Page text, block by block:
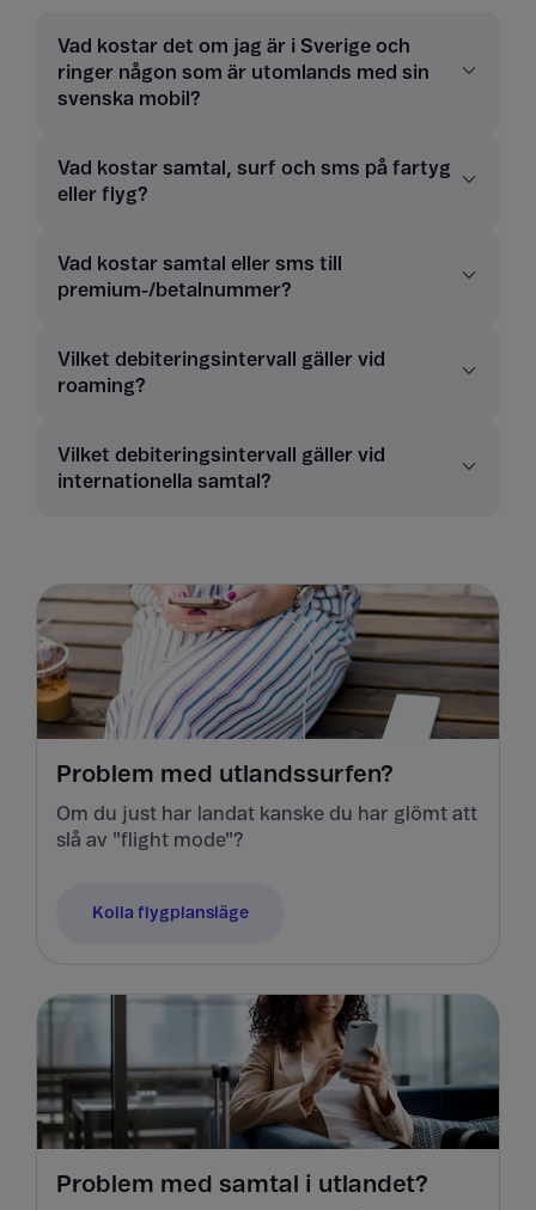
Vad kostar det om jag är i Sverige och
ringer någon som är utomlands med sin
svenska mobil?
Vad kostar samtal, surf och sms på fartyg
eller flyg?
Vad kostar samtal eller sms till
premium-/betalnummer?
Vilket debiteringsintervall gäller vid
roaming?
Vilket debiteringsintervall gäller vid
internationella samtal?
Problem med utlandssurfen?
Om du just har landat kanske du har glömt att
slå av "flight mode"?
Kolla flygplansläge
Problem med samtal i utlandet?